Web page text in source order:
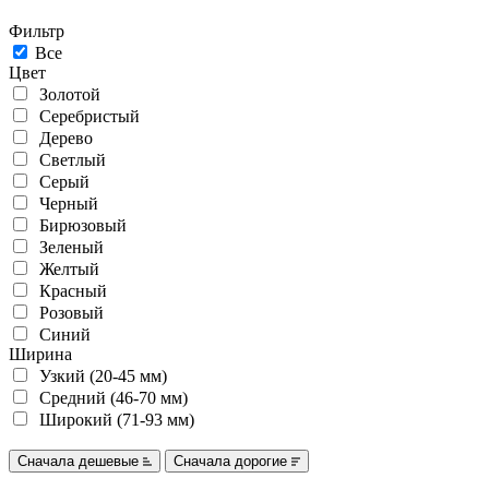
Фильтр
Все
Цвет
Золотой
Серебристый
Дерево
Светлый
Серый
Черный
Бирюзовый
Зеленый
Желтый
Красный
Розовый
Синий
Ширина
Узкий (20-45 мм)
Средний (46-70 мм)
Широкий (71-93 мм)
Сначала дешевые Сначала дорогие